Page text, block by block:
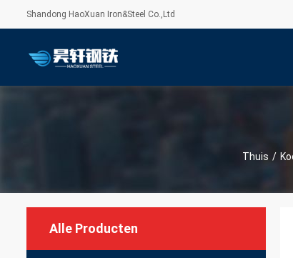
Shandong HaoXuan Iron&Steel Co.,Ltd
Thuis /
Alle Producten